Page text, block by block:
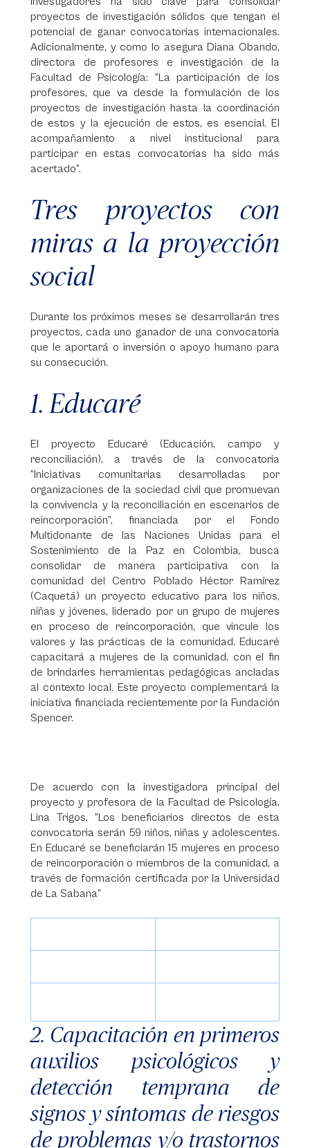
proyectos de investigación sólidos que tengan el
potencial de ganar convocatorias internacionales.
Adicionalmente, y como lo asegura Diana Obando,
directora de profesores e investigación de la
Facultad de Psicología: “La participación de los
profesores, que va desde la formulación de los
proyectos de investigación hasta la coordinación
de estos y la ejecución de estos, es esencial. El
acompañamiento a nivel institucional para
participar en estas convocatorias ha sido más
acertado”.
Tres proyectos con
miras a la proyección
social
Durante los próximos meses se desarrollarán tres
proyectos, cada uno ganador de una convocatoria
que le aportará o inversión o apoyo humano para
su consecución.
1. Educaré
El proyecto Educaré (Educación, campo y
reconciliación), a través de la convocatoria
“Iniciativas comunitarias desarrolladas por
organizaciones de la sociedad civil que promuevan
la convivencia y la reconciliación en escenarios de
reincorporación”, financiada por el Fondo
Multidonante de las Naciones Unidas para el
Sostenimiento de la Paz en Colombia, busca
consolidar de manera participativa con la
comunidad del Centro Poblado Héctor Ramírez
(Caquetá) un proyecto educativo para los niños,
niñas y jóvenes, liderado por un grupo de mujeres
en proceso de reincorporación, que vincule los
valores y las prácticas de la comunidad. Educaré
capacitará a mujeres de la comunidad, con el fin
de brindarles herramientas pedagógicas ancladas
al contexto local. Este proyecto complementará la
iniciativa financiada recientemente por la Fundación
Spencer.
De acuerdo con la investigadora principal del
proyecto y profesora de la Facultad de Psicología,
Lina Trigos, “Los beneficiarios directos de esta
convocatoria serán 59 niños, niñas y adolescentes.
En Educaré se beneficiarán 15 mujeres en proceso
de reincorporación o miembros de la comunidad, a
través de formación certificada por la Universidad
de La Sabana”
2. Capacitación en primeros
auxilios psicológicos y
detección temprana de
signos y síntomas de riesgos
de problemas y/o trastornos